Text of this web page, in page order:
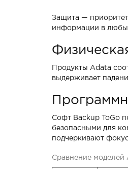
Защита —
информации в
Продукты Adata
выдерживает
Софт Backup ToGo
безопасными для
подчеркивают
Сравнение моделей